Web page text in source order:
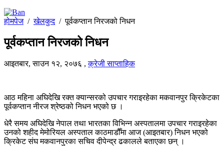
होमपेज/खेलकुद/पूर्वकप्तान निरजको निधन
पूर्वकप्तान निरजको निधन
आइतबार, साउन १२, २०७६ ,क्रेजी साप्ताहिक
आठ महिना अघिदेखि रक्त क्यान्सरको उपचार गराइरहेका मकवानपुर क्रिकेटका
पूर्वकप्तान नीरज श्रेष्ठको निधन भएको छ ।
धेरै समय अघिदेखि नेपाल तथा भारतका विभिन्न अस्पतालमा उपचार गराइरहेका
उनको शहीद मेमोरियल अस्पताल काठमाडौँमा आज (आइतबार) निधन भएको
क्रिकेट संघ मकवानपुरका सचिव दीपेन्द्र ढकालले बताएका छन् ।